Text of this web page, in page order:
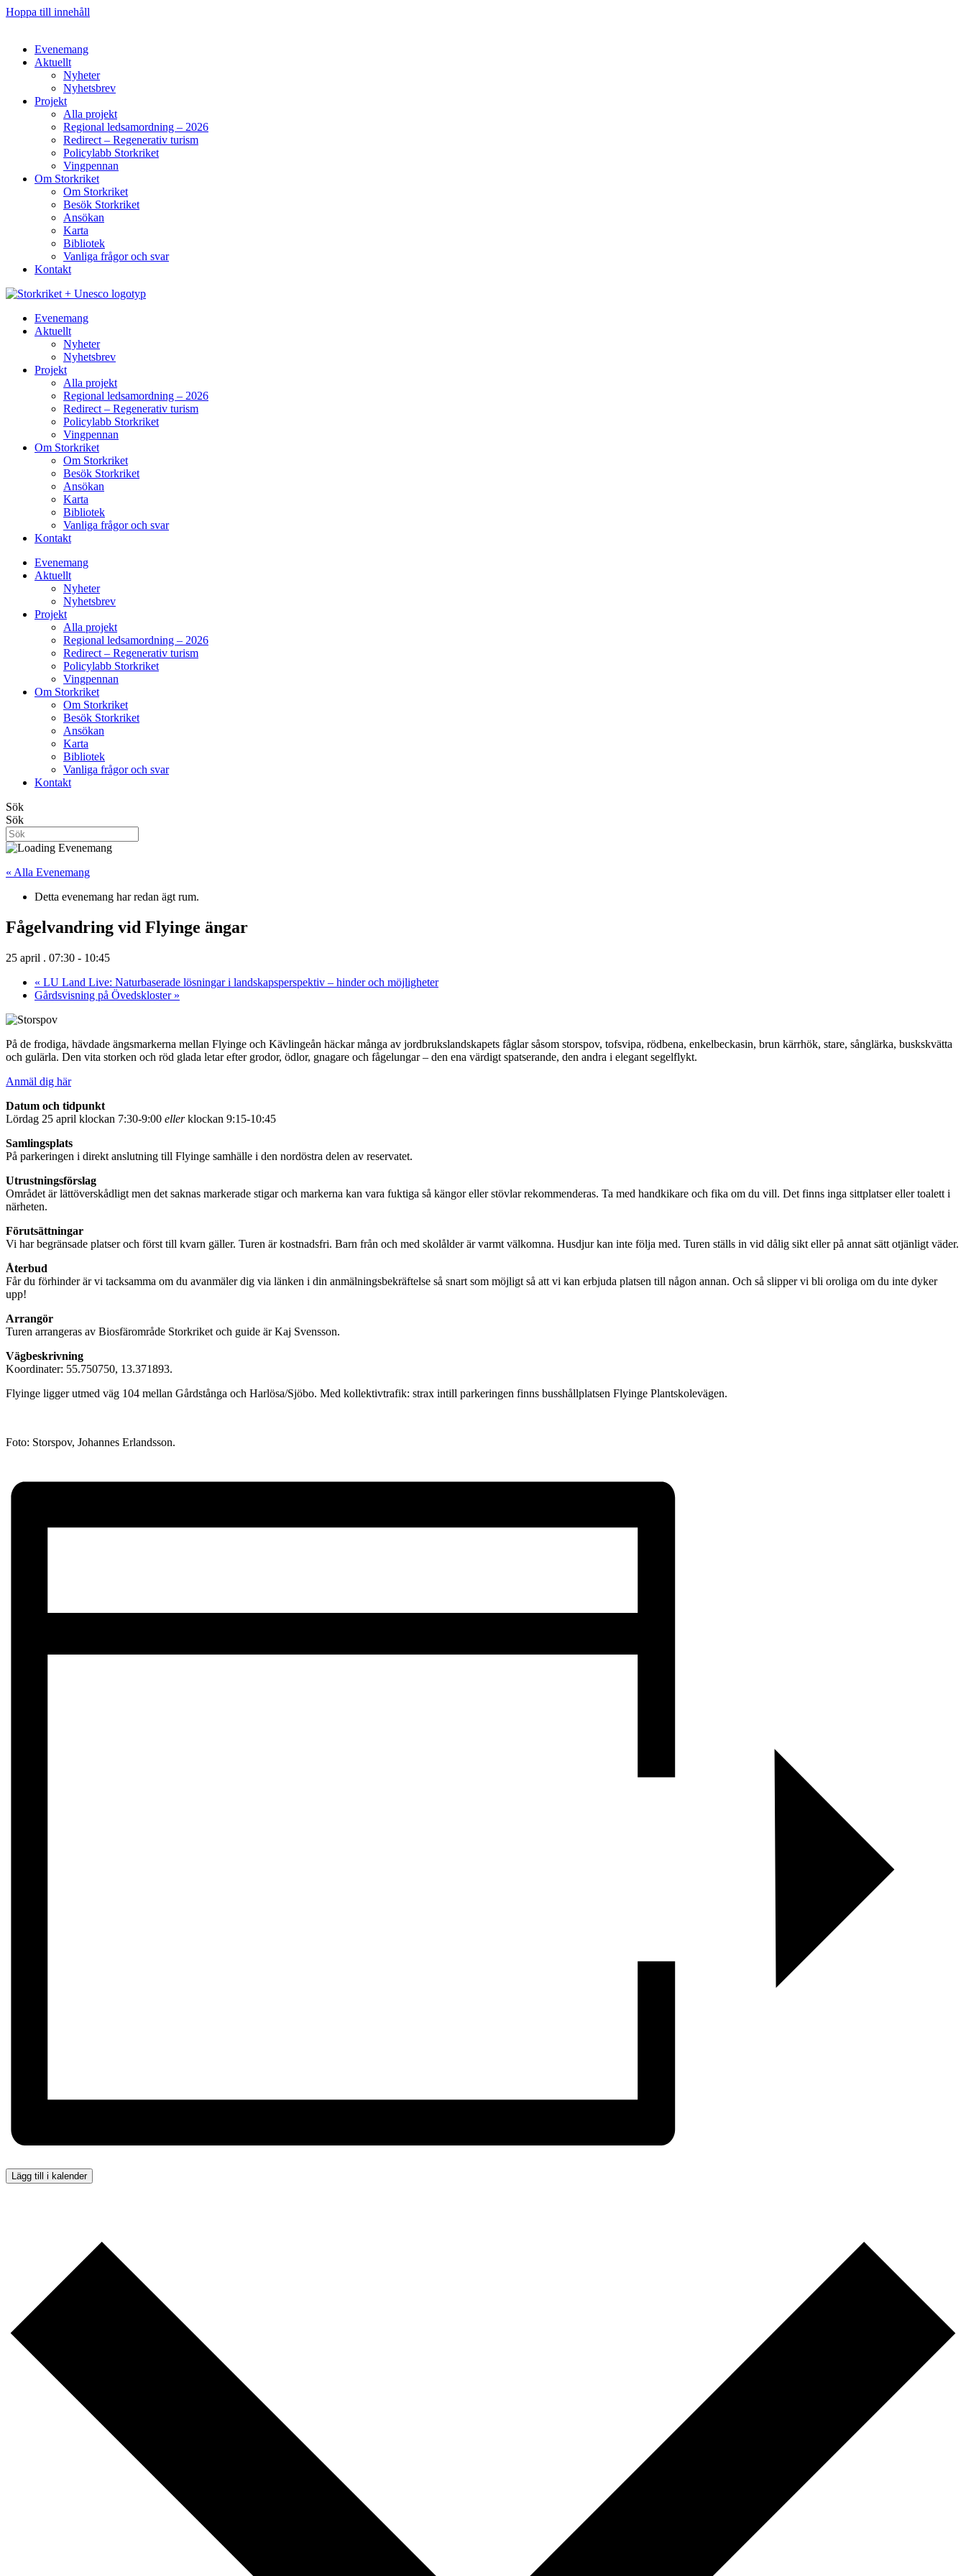
Hoppa till innehåll
Evenemang
Aktuellt
Nyheter
Nyhetsbrev
Projekt
Alla projekt
Regional ledsamordning – 2026
Redirect – Regenerativ turism
Policylabb Storkriket
Vingpennan
Om Storkriket
Om Storkriket
Besök Storkriket
Ansökan
Karta
Bibliotek
Vanliga frågor och svar
Kontakt
Evenemang
Aktuellt
Nyheter
Nyhetsbrev
Projekt
Alla projekt
Regional ledsamordning – 2026
Redirect – Regenerativ turism
Policylabb Storkriket
Vingpennan
Om Storkriket
Om Storkriket
Besök Storkriket
Ansökan
Karta
Bibliotek
Vanliga frågor och svar
Kontakt
Evenemang
Aktuellt
Nyheter
Nyhetsbrev
Projekt
Alla projekt
Regional ledsamordning – 2026
Redirect – Regenerativ turism
Policylabb Storkriket
Vingpennan
Om Storkriket
Om Storkriket
Besök Storkriket
Ansökan
Karta
Bibliotek
Vanliga frågor och svar
Kontakt
Sök
Sök
« Alla Evenemang
Detta evenemang har redan ägt rum.
Fågelvandring vid Flyinge ängar
25 april . 07:30 - 10:45
« LU Land Live: Naturbaserade lösningar i landskapsperspektiv – hinder och möjligheter
Gårdsvisning på Övedskloster »
På de frodiga, hävdade ängsmarkerna mellan Flyinge och Kävlingeån häckar många av jordbrukslandskapets fåglar såsom storspov, tofsvipa, rödbena, enkelbeckasin, brun kärrhök, stare, sånglärka, buskskvätta
och gulärla. Den vita storken och röd glada letar efter grodor, ödlor, gnagare och fågelungar – den ena värdigt spatserande, den andra i elegant segelflykt.
Anmäl dig här
Datum och tidpunkt
Lördag 25 april klockan 7:30-9:00 ellerklockan 9:15-10:45
Samlingsplats
På parkeringen i direkt anslutning till Flyinge samhälle i den nordöstra delen av reservatet.
Utrustningsförslag
Området är lättöverskådligt men det saknas markerade stigar och markerna kan vara fuktiga så kängor eller stövlar rekommenderas. Ta med handkikare och fika om du vill. Det finns inga sittplatser eller toalett i
närheten.
Förutsättningar
Vi har begränsade platser och först till kvarn gäller. Turen är kostnadsfri. Barn från och med skolålder är varmt välkomna. Husdjur kan inte följa med. Turen ställs in vid dålig sikt eller på annat sätt otjänligt väder.
Återbud
Får du förhinder är vi tacksamma om du avanmäler dig via länken i din anmälningsbekräftelse så snart som möjligt så att vi kan erbjuda platsen till någon annan. Och så slipper vi bli oroliga om du inte dyker
upp!
Arrangör
Turen arrangeras av Biosfärområde Storkriket och guide är Kaj Svensson.
Vägbeskrivning
Koordinater: 55.750750, 13.371893.
Flyinge ligger utmed väg 104 mellan Gårdstånga och Harlösa/Sjöbo. Med kollektivtrafik: strax intill parkeringen finns busshållplatsen Flyinge Plantskolevägen.
Foto: Storspov, Johannes Erlandsson.
Lägg till i kalender